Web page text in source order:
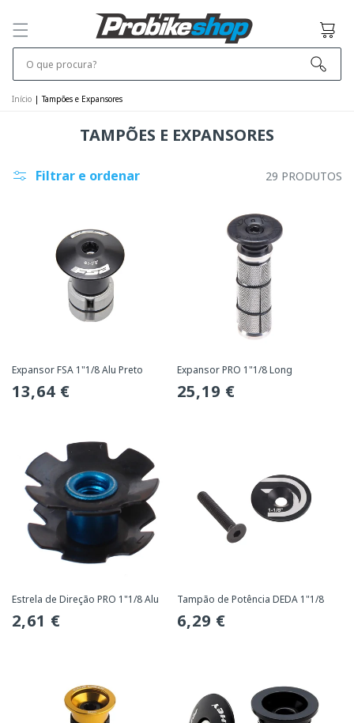
CONTEÚDO
O que procura?
Carrinho
Início | Tampões e Expansores
TAMPÕES E EXPANSORES
Filtrar e ordenar 29 PRODUTOS
Expansor FSA 1"1/8 Alu Preto
Preço
13,64 €
Expansor PRO 1"1/8 Long
Preço
25,19 €
Estrela de Direção PRO 1"1/8 Alu
Preço
2,61 €
Tampão de Potência DEDA 1"1/8
Preço
6,29 €